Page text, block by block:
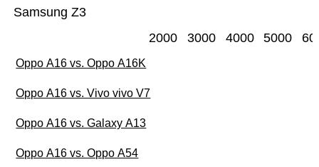
Samsung Z3
2000 3000 4000 5000
Oppo A16 vs. Oppo A16K
Oppo A16 vs. Vivo vivo V7
Oppo A16 vs. Galaxy A13
Oppo A16 vs. Oppo A54